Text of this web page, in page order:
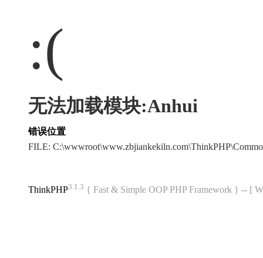
:(
无法加载模块:Anhui
错误位置
FILE:
ThinkPHP3.1.3 { Fast & Simple OOP PHP Framework } -- [